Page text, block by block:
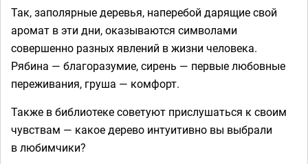
Так, заполярные деревья, наперебой дарящие свой
аромат в эти дни, оказываются символами
совершенно разных явлений в жизни человека.
Рябина — благоразумие, сирень — первые любовные
переживания, груша — комфорт.
Также в библиотеке советуют прислушаться к своим
чувствам — какое дерево интуитивно вы выбрали
в любимчики?